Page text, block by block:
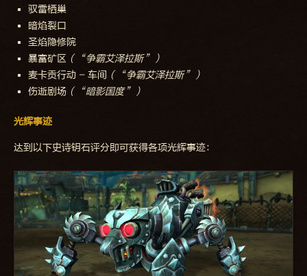
驭雷栖巢
暗焰裂口
圣焰隐修院
暴富矿区 （“争霸艾泽拉斯”）
麦卡贡行动 - 车间 （“争霸艾泽拉斯”）
伤逝剧场 （“暗影国度”）
光辉事迹
达到以下史诗钥石评分即可获得各项光辉事迹：